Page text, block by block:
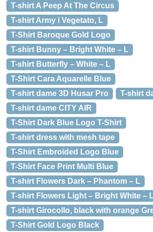
T-shirt A Peep At The Circus
T-shirt Army i Vegetato, L
T-Shirt Baroque Gold Logo
T-shirt Bunny – Bright White – L
T-shirt Butterfly – White – L
T-Shirt Cara Aquarelle Blue
T-shirt dame 3D Husar Pro
T-shirt
T-shirt dame CITY AIR
T-Shirt Dark Blue Logo T-Shirt
T-shirt dress with mesh tape
T-Shirt Embroided Logo Blue
T-Shirt Face Print Multi Blue
T-shirt Flowers Dark – Phantom – L
T-shirt Flowers Light – Bright White –
T-shirt Girocollo, black with orange
T-Shirt Gold Logo Black